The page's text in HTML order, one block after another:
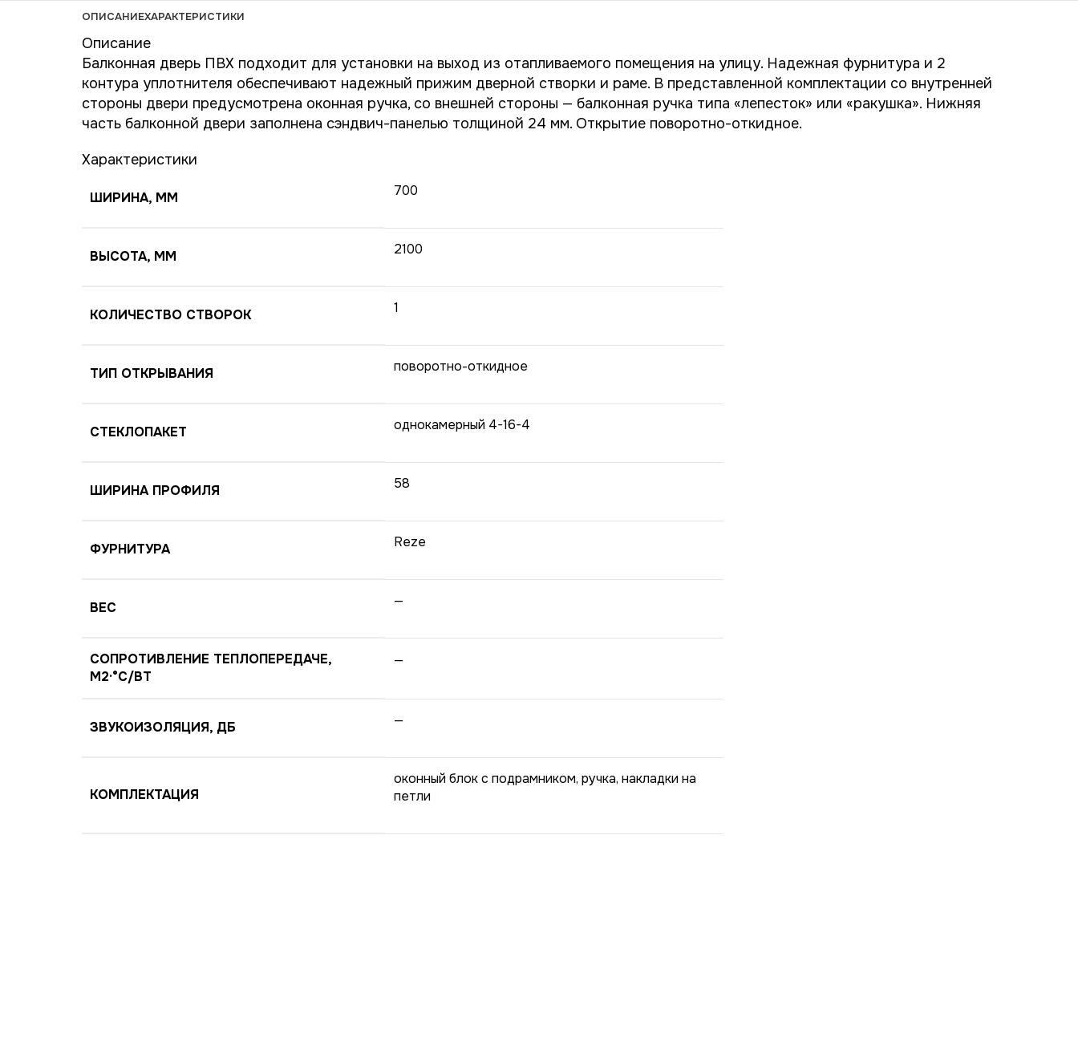
ОПИСАНИЕХАРАКТЕРИСТИКИ
Описание
Балконная дверь ПВХ подходит для установки на выход из отапливаемого помещения на улицу. Надежная фурнитура и 2
контура уплотнителя обеспечивают надежный прижим дверной створки и раме. В представленной комплектации со внутренней
стороны двери предусмотрена оконная ручка, со внешней стороны — балконная ручка типа «лепесток» или «ракушка». Нижняя
часть балконной двери заполнена сэндвич-панелью толщиной 24 мм. Открытие поворотно-откидное.
Характеристики
ШИРИНА, ММ 700
ВЫСОТА, ММ 2100
КОЛИЧЕСТВО СТВОРОК 1
ТИП ОТКРЫВАНИЯ поворотно-откидное
СТЕКЛОПАКЕТ однокамерный 4-16-4
ШИРИНА ПРОФИЛЯ 58
ФУРНИТУРА Reze
ВЕС —
СОПРОТИВЛЕНИЕ ТЕПЛОПЕРЕДАЧЕ,
М2·°C/ВТ
—
ЗВУКОИЗОЛЯЦИЯ, ДБ —
КОМПЛЕКТАЦИЯ
оконный блок с подрамником, ручка, накладки на
петли